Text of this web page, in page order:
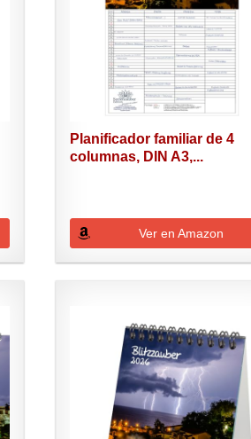
Planificador familiar de 4
columnas, DIN A3,...
Ver en Amazon